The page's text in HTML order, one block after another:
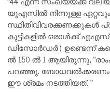
യുഎസിൽ നിന്നുള്ള
സ്ഥിതിവിവരക്കണക്കുകൾ
കുട്ടികളിൽ ഒരാൾക്ക്
ഡിസോർഡർ) ഉണ്ടെന്ന്
ൽ 150 ൽ 1 ആയിരുന്നു,
പറഞ്ഞു. ബോധവൽക്കരണം
ഈ ശ്രമം നടത്തിയത്. ”